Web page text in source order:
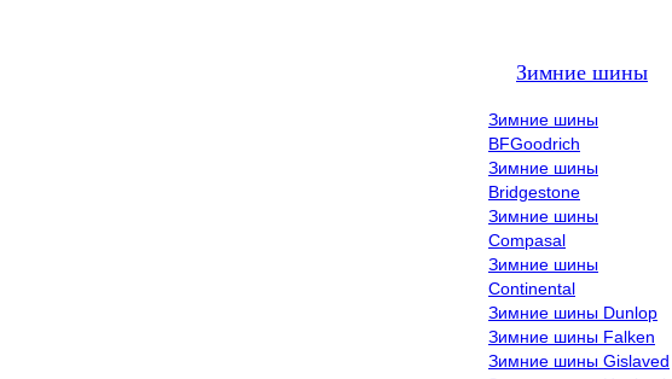
Зимние шины
Зимние шины
BFGoodrich
Зимние шины
Bridgestone
Зимние шины
Compasal
Зимние шины
Continental
Зимние шины Dunlop
Зимние шины Falken
Зимние шины Gislaved